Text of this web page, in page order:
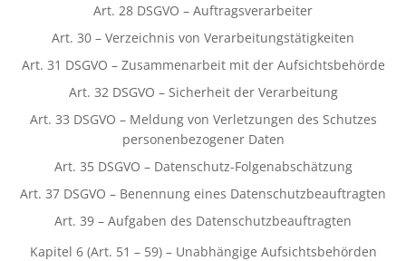
Art. 28 DSGVO – Auftragsverarbeiter
Art. 30 – Verzeichnis von Verarbeitungstätigkeiten
Art. 31 DSGVO – Zusammenarbeit mit der Aufsichtsbehörde
Art. 32 DSGVO – Sicherheit der Verarbeitung
Art. 33 DSGVO – Meldung von Verletzungen des Schutzes
personenbezogener Daten
Art. 35 DSGVO – Datenschutz-Folgenabschätzung
Art. 37 DSGVO – Benennung eines Datenschutzbeauftragten
Art. 39 – Aufgaben des Datenschutzbeauftragten
Kapitel 6 (Art. 51 – 59) – Unabhängige Aufsichtsbehörden